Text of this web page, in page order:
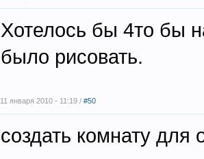
Хотелось бы 4то бы
было рисовать.
11 января 2010 - 11:19 / #50
создать комнату для